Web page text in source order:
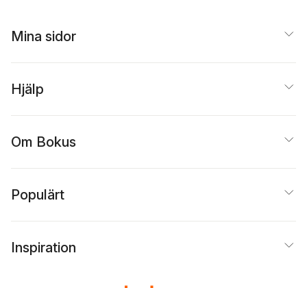
Mina sidor
Hjälp
Om Bokus
Populärt
Inspiration